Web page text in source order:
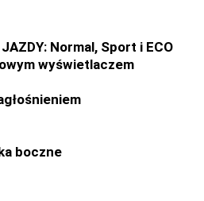
Normal, Sport i ECO
wyświetlaczem
boczne